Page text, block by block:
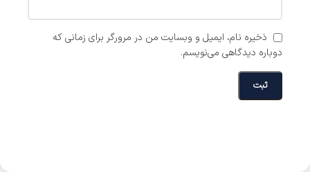
ذخیره نام، ایمیل و وبسایت من در مرورگر برای زمانی که
دوباره دیدگاهی می‌نویسم.